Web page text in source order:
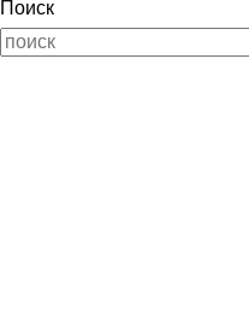
Поиск